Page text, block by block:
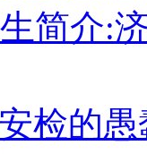
简介:
检的